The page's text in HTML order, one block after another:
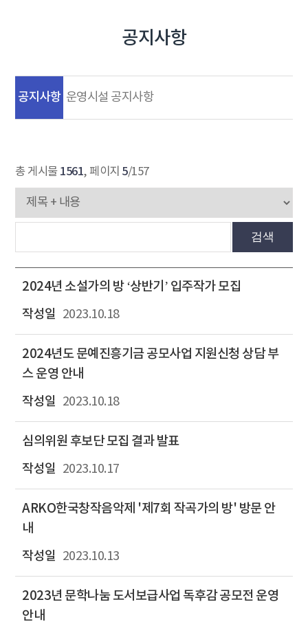
공지사항
공지사항 운영시설 공지사항
총 게시물 1561, 페이지 5/157
검색
2024년 소설가의 방 ‘상반기’ 입주작가 모집
2023.10.18
2024년도 문예진흥기금 공모사업 지원신청 상담 부
스 운영 안내
2023.10.18
심의위원 후보단 모집 결과 발표
2023.10.17
ARKO한국창작음악제 '제7회 작곡가의 방' 방문 안
내
2023.10.13
2023년 문학나눔 도서보급사업 독후감 공모전 운영
안내